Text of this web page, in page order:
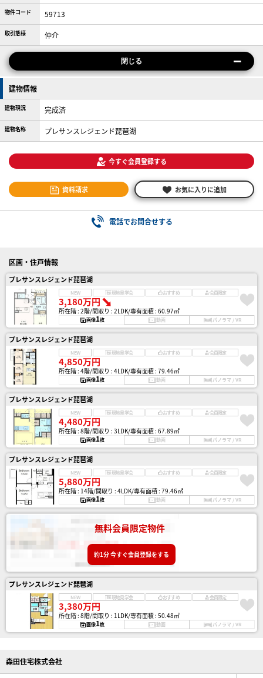
物件コード 59713
取引態様 仲介
閉じる
建物情報
建物現況 完成済
建物名称 プレサンスレジェンド琵琶湖
今すぐ会員登録する
資料請求 お気に入りに追加
電話でお問合せする
区画・住戸情報
プレサンスレジェンド琵琶湖
NEW 現地見学会 おすすめ 会員限定
3,180万円
所在階 : 2階 間取り : 2LDK 専有面積 : 60.97㎡
画像1枚 動画 パノラマ / VR
プレサンスレジェンド琵琶湖
NEW 現地見学会 おすすめ 会員限定
4,850万円
所在階 : 4階 間取り : 4LDK 専有面積 : 79.46㎡
画像1枚 動画 パノラマ / VR
プレサンスレジェンド琵琶湖
NEW 現地見学会 おすすめ 会員限定
4,480万円
所在階 : 8階 間取り : 3LDK 専有面積 : 67.89㎡
画像1枚 動画 パノラマ / VR
プレサンスレジェンド琵琶湖
NEW 現地見学会 おすすめ 会員限定
5,880万円
所在階 : 14階 間取り : 4LDK 専有面積 : 79.46㎡
画像1枚 動画 パノラマ / VR
無料会員限定物件
約1分 今すぐ会員登録をする
プレサンスレジェンド琵琶湖
NEW 現地見学会 おすすめ 会員限定
3,380万円
所在階 : 8階 間取り : 1LDK 専有面積 : 50.48㎡
画像1枚 動画 パノラマ / VR
森田住宅株式会社